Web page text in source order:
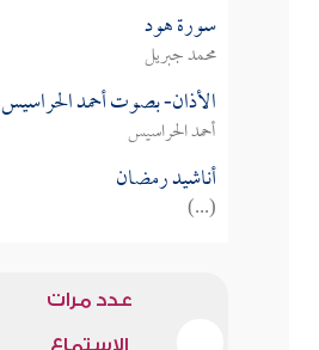
سورة هود
محمد جبريل
الأذان- بصوت أحمد الحراسيس
أحمد الحراسيس
أناشيد رمضان
(...)
عدد مرات
الاستماع